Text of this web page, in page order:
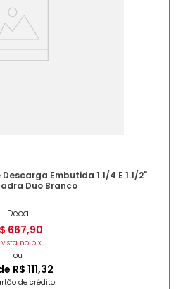
Embutida 1.1/4 E 1.1/2"
Duo Branco
Deca
667,90
no pix
ou
R$ 111,32
de crédito